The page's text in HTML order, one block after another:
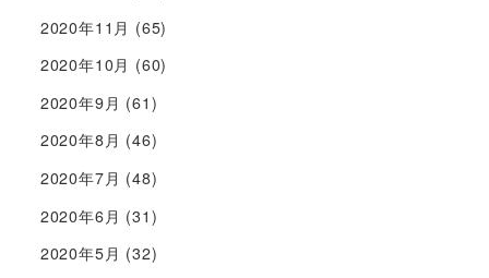
2020年11月 (65)
2020年10月 (60)
2020年9月 (61)
2020年8月 (46)
2020年7月 (48)
2020年6月 (31)
2020年5月 (32)